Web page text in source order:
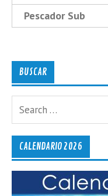
Pescador Sub
BUSCAR
CALENDARIO 2026